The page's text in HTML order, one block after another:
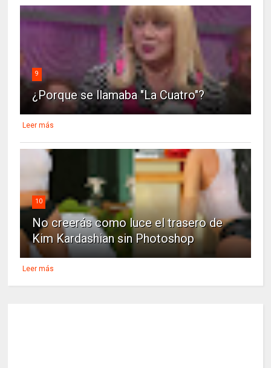
9
¿Porque se llamaba "La Cuatro"?
Leer más
10
No creerás como luce el trasero de
Kim Kardashian sin Photoshop
Leer más